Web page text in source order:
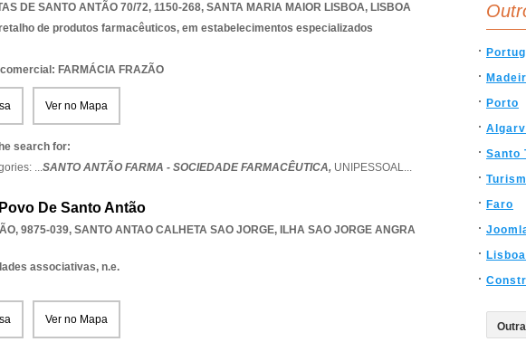
DE SANTO ANTÃO 70/72, 1150-268, SANTA MARIA MAIOR LISBOA, LISBOA
de produtos farmacêuticos, em estabelecimentos especializados
FARMÁCIA FRAZÃO
Ver no Mapa
search for:
...SANTO ANTÃO FARMA - SOCIEDADE FARMACÊUTICA, UNIPESSOAL...
De Santo Antão
9875-039, SANTO ANTAO CALHETA SAO JORGE, ILHA SAO JORGE ANGRA
associativas, n.e.
Ver no Mapa
Porto
Santo
Faro
Lisboa